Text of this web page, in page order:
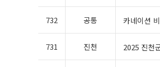
732 공통 카네이션
731 진천 2025 진천